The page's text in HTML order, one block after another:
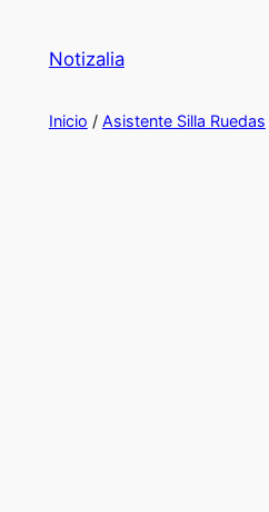
Notizalia
Inicio / Asistente Silla Ruedas